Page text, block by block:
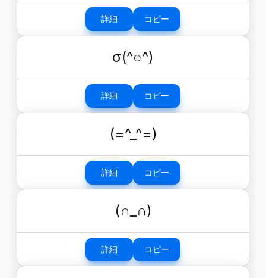
詳細 コピー
σ(^○^)
詳細 コピー
(=^_^=)
詳細 コピー
(∩_∩)
詳細 コピー